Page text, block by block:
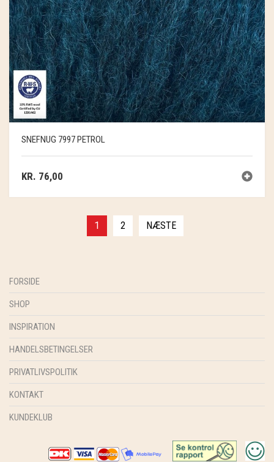
SNEFNUG 7997 PETROL
KR. 76,00
1 2 NÆSTE
FORSIDE
SHOP
INSPIRATION
HANDELSBETINGELSER
PRIVATLIVSPOLITIK
KONTAKT
KUNDEKLUB